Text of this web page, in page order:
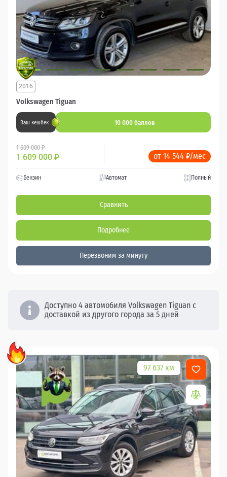
Volkswagen Tiguan
2016
Ваш кешбек 10 000 баллов
1 609 000 ₽
1 609 000 ₽ от 14 544 ₽/мес
Бензин Автомат Полный
Сравнить
Подробнее
Перезвоним за минуту
Доступно 4 автомобиля Volkswagen Tiguan с
доставкой из другого города за 5 дней
97 637 км